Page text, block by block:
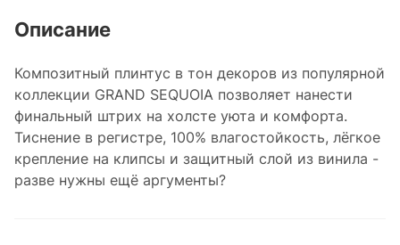
Описание
Композитный плинтус в тон декоров из популярной
коллекции GRAND SEQUOIA позволяет нанести
финальный штрих на холсте уюта и комфорта.
Тиснение в регистре, 100% влагостойкость, лёгкое
крепление на клипсы и защитный слой из винила -
разве нужны ещё аргументы?